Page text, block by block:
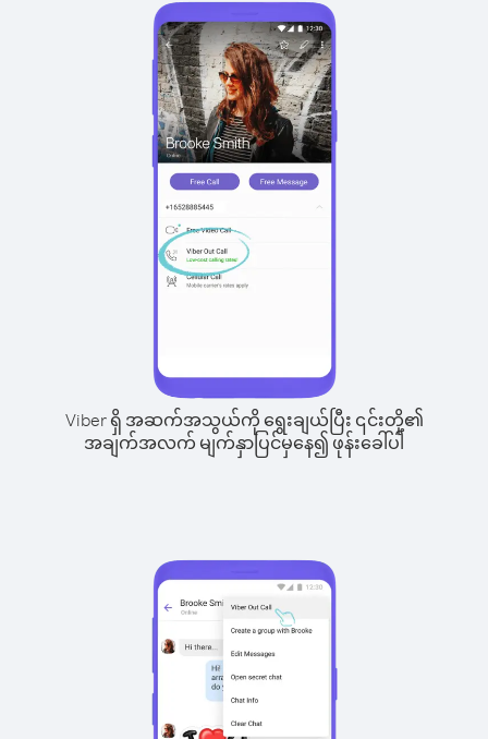
Viber ရှိ အဆက်အသွယ်ကို ရွေးချယ်ပြီး ၎င်းတို့၏
အချက်အလက် မျက်နှာပြင်မှနေ၍ ဖုန်းခေါ်ပါ